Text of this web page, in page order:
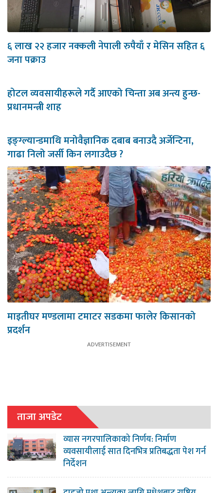
६ लाख २२ हजार नक्कली नेपाली रुपैयाँ र मेसिन सहित ६
जना पक्राउ
होटल व्यवसायीहरूले गर्दै आएको चिन्ता अब अन्त्य हुन्छ-
प्रधानमन्त्री शाह
इङ्ग्ल्यान्डमाथि मनोवैज्ञानिक दबाब बनाउदै अर्जेन्टिना,
गाढा निलो जर्सी किन लगाउदैछ ?
माइतीघर मण्डलामा टमाटर सडकमा फालेर किसानको
प्रदर्शन
ताजा अपडेट
व्यास नगरपालिकाको निर्णय: निर्माण
व्यवसायीलाई सात दिनभित्र प्रतिबद्धता पेश गर्न
निर्देशन